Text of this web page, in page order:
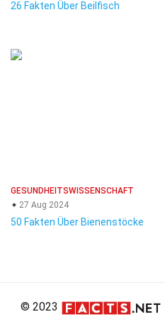
26 Fakten Über Beilfisch
GESUNDHEITSWISSENSCHAFT
27 Aug 2024
50 Fakten Über Bienenstöcke
© 2023